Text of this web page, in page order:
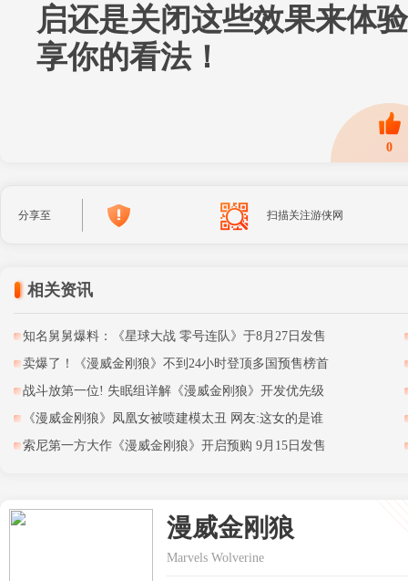
启还是关闭这些效果来体
享你的看法！
0
分享至 扫描关注游侠网
相关资讯
知名舅舅爆料：《星球大战 零号连队》于8月27日发售
卖爆了！《漫威金刚狼》不到24小时登顶多国预售榜首
战斗放第一位! 失眠组详解《漫威金刚狼》开发优先级
《漫威金刚狼》凤凰女被喷建模太丑 网友:这女的是谁
索尼第一方大作《漫威金刚狼》开启预购 9月15日发售
漫威金刚狼
Marvels Wolverine